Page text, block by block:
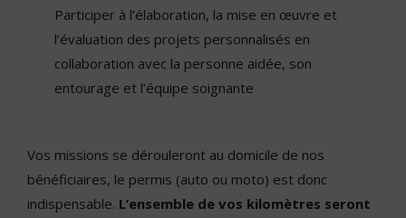
Participer à l’élaboration, la mise en œuvre et
l’évaluation des projets personnalisés en
collaboration avec la personne aidée, son
entourage et l’équipe soignante
Vos missions se dérouleront au domicile de nos
bénéficiaires, le permis (auto ou moto) est donc
indispensable. L’ensemble de vos kilomètres seront